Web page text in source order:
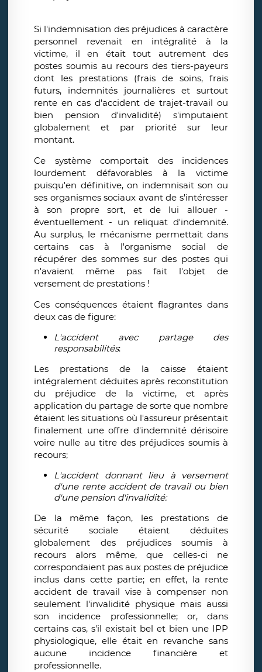
Si l'indemnisation des préjudices à caractère
personnel revenait en intégralité à la
victime, il en était tout autrement des
postes soumis au recours des tiers-payeurs
dont les prestations (frais de soins, frais
futurs, indemnités journalières et surtout
rente en cas d'accident de trajet-travail ou
bien pension d'invalidité) s'imputaient
globalement et par priorité sur leur
montant.
Ce système comportait des incidences
lourdement défavorables à la victime
puisqu'en définitive, on indemnisait son ou
ses organismes sociaux avant de s'intéresser
à son propre sort, et de lui allouer -
éventuellement - un reliquat d'indemnité.
Au surplus, le mécanisme permettait dans
certains cas à l'organisme social de
récupérer des sommes sur des postes qui
n'avaient même pas fait l'objet de
versement de prestations !
Ces conséquences étaient flagrantes dans
deux cas de figure:
L'accident avec partage des
responsabilités:
Les prestations de la caisse étaient
intégralement déduites après reconstitution
du préjudice de la victime, et après
application du partage de sorte que nombre
étaient les situations où l'assureur présentait
finalement une offre d'indemnité dérisoire
voire nulle au titre des préjudices soumis à
recours;
L'accident donnant lieu à versement
d'une rente accident de travail ou bien
d'une pension d'invalidité:
De la même façon, les prestations de
sécurité sociale étaient déduites
globalement des préjudices soumis à
recours alors même, que celles-ci ne
correspondaient pas aux postes de préjudice
inclus dans cette partie; en effet, la rente
accident de travail vise à compenser non
seulement l'invalidité physique mais aussi
son incidence professionnelle; or, dans
certains cas, s'il existait bel et bien une IPP
physiologique, elle était en revanche sans
aucune incidence financière et
professionnelle.